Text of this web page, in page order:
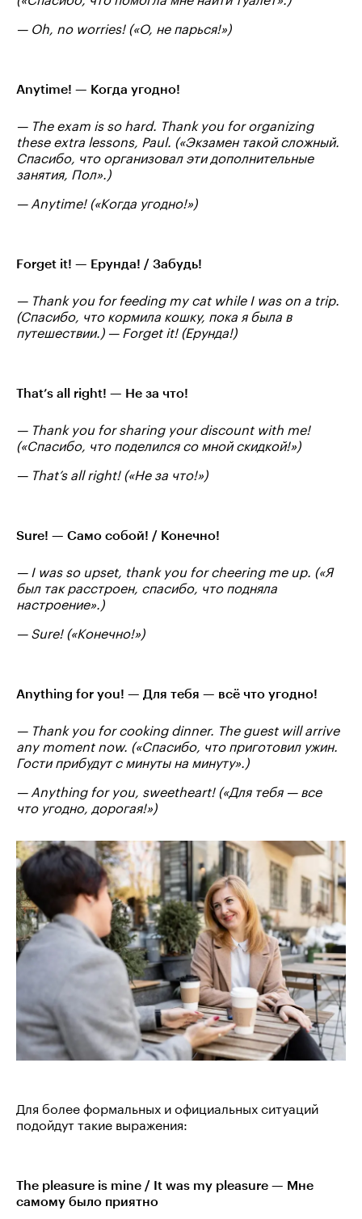
— Oh, no worries! («О, не парься!»)
Anytime! — Когда угодно!
— The exam is so hard. Thank you for organizing
these extra lessons, Paul. («Экзамен такой сложный.
Спасибо, что организовал эти дополнительные
занятия, Пол».)
— Anytime! («Когда угодно!»)
Forget it! — Ерунда! / Забудь!
— Thank you for feeding my cat while I was on a trip.
(Спасибо, что кормила кошку, пока я была в
путешествии.) — Forget it! (Ерунда!)
That’s all right! — Не за что!
— Thank you for sharing your discount with me!
(«Спасибо, что поделился со мной скидкой!»)
— That’s all right! («Не за что!»)
Sure! — Само собой! / Конечно!
— I was so upset, thank you for cheering me up. («Я
был так расстроен, спасибо, что подняла
настроение».)
— Sure! («Конечно!»)
Anything for you! — Для тебя — всё что угодно!
— Thank you for cooking dinner. The guest will arrive
any moment now. («Спасибо, что приготовил ужин.
Гости прибудут с минуты на минуту».)
— Anything for you, sweetheart! («Для тебя — все
что угодно, дорогая!»)
Для более формальных и официальных ситуаций
подойдут такие выражения:
The pleasure is mine / It was my pleasure — Мне
самому было приятно